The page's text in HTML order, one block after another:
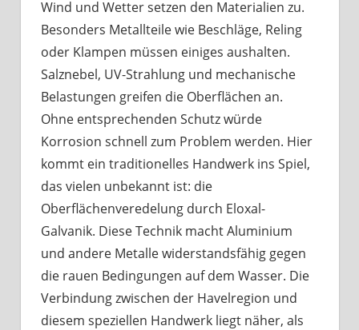
Wind und Wetter setzen den Materialien zu.
Besonders Metallteile wie Beschläge, Reling
oder Klampen müssen einiges aushalten.
Salznebel, UV-Strahlung und mechanische
Belastungen greifen die Oberflächen an.
Ohne entsprechenden Schutz würde
Korrosion schnell zum Problem werden. Hier
kommt ein traditionelles Handwerk ins Spiel,
das vielen unbekannt ist: die
Oberflächenveredelung durch Eloxal-
Galvanik. Diese Technik macht Aluminium
und andere Metalle widerstandsfähig gegen
die rauen Bedingungen auf dem Wasser. Die
Verbindung zwischen der Havelregion und
diesem speziellen Handwerk liegt näher, als